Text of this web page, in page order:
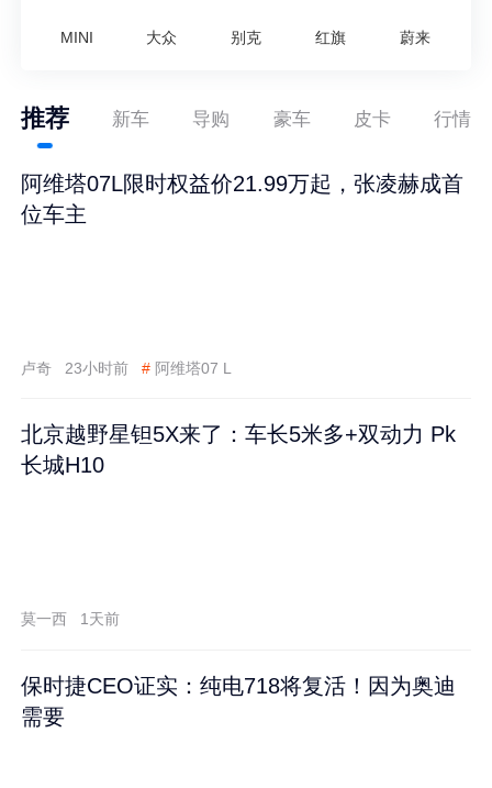
MINI 大众 别克 红旗 蔚来
推荐 新车 导购 豪车 皮卡 行情
阿维塔07L限时权益价21.99万起，张凌赫成首
位车主
卢奇 23小时前 # 阿维塔07 L
北京越野星钽5X来了：车长5米多+双动力 Pk
长城H10
莫一西 1天前
保时捷CEO证实：纯电718将复活！因为奥迪
需要